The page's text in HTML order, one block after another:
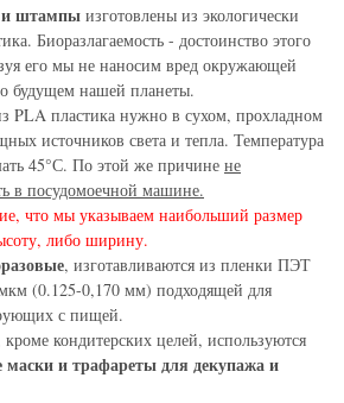
штампы изготовлены из экологически
Биоразлагаемость - достоинство этого
его мы не наносим вред окружающей
будущем нашей планеты.
PLA пластика нужно в сухом, прохладном
источников света и тепла. Температура
45°С. По этой же причине не
в посудомоечной машине.
что мы указываем наибольший размер
либо ширину.
, изготавливаются из пленки ПЭТ
(0.125-0,170 мм) подходящей для
с пищей.
кроме кондитерских целей, используются
маски и трафареты для декупажа и